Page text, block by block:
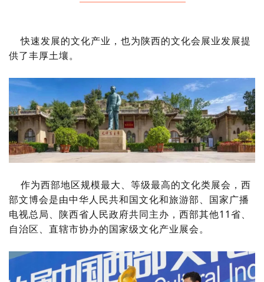
快速发展的文化产业，也为陕西的文化会展业发展提
供了丰厚土壤。
作为西部地区规模最大、等级最高的文化类展会，西
部文博会是由中华人民共和国文化和旅游部、国家广播
电视总局、陕西省人民政府共同主办，西部其他11省、
自治区、直辖市协办的国家级文化产业展会。